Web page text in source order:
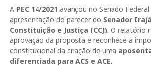
A PEC 14/2021 avançou no Senado
apresentação do parecer do Senador Irajá
Constituição e Justiça (CCJ). O relatório
aprovação da proposta e reconhece a
constitucional da criação de uma
diferenciada para ACS e ACE.